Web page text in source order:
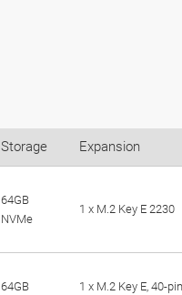
Storage Expansion
64GB
NVMe
1 x M.2 Key E 2230
64GB
1 x M.2 Key E, 40-pin